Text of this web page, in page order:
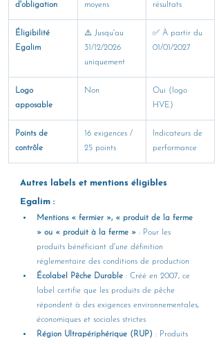
d'obligation
moyens
résultats
Éligibilité
Egalim
⚠️ Jusqu'au
31/12/2026
uniquement
✅ À partir du
01/01/2027
Logo
apposable
Non
Oui (logo
HVE)
Points de
contrôle
16 exigences /
25 points
Indicateurs de
performance
Autres labels et mentions éligibles
Egalim :
Mentions « fermier », « produit de la ferme
» ou « produit à la ferme » : Pour les
produits bénéficiant d'une définition
réglementaire des conditions de production
Écolabel Pêche Durable : Créé en 2007, ce
label certifie que les produits de pêche
répondent à des exigences environnementales,
économiques et sociales strictes
Région Ultrapériphérique (RUP) : Produits